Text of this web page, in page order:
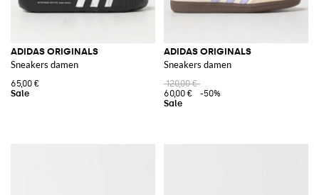
ADIDAS ORIGINALS
Sneakers damen
65,00 €
ADIDAS ORIGINALS
Sneakers damen
120,00 €
60,00 €
-50%